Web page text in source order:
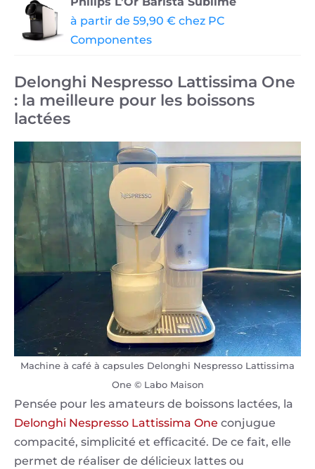
à partir de 59,90 € chez PC
Componentes
Delonghi Nespresso Lattissima One
: la meilleure pour les boissons
lactées
Machine à café à capsules Delonghi Nespresso Lattissima
One © Labo Maison
Pensée pour les amateurs de boissons lactées, la
Delonghi Nespresso Lattissima One conjugue
compacité, simplicité et efficacité. De ce fait, elle
permet de réaliser de délicieux lattes ou